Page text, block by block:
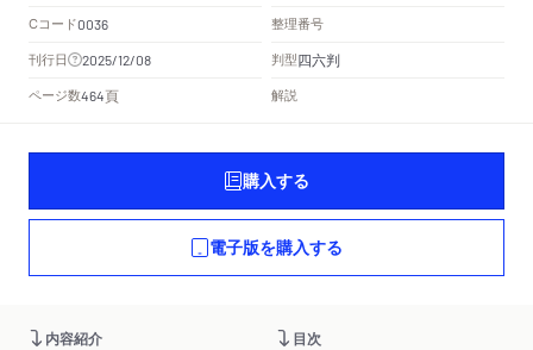
Cコード0036
整理番号
刊行日
2025/12/08 判型四六判
ページ数464頁 解説
購入する
電子版を購入する
内容紹介 目次